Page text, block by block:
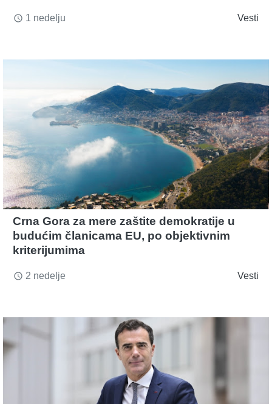
access_time 1 nedelju Vesti
Crna Gora za mere zaštite demokratije u
budućim članicama EU, po objektivnim
kriterijumima
access_time 2 nedelje Vesti